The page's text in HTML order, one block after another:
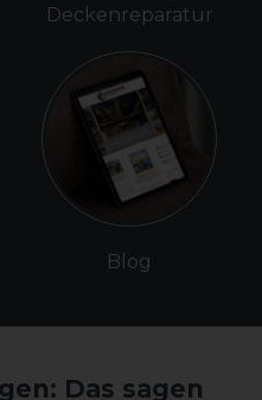
Deckenreparatur
Blog
Das sagen